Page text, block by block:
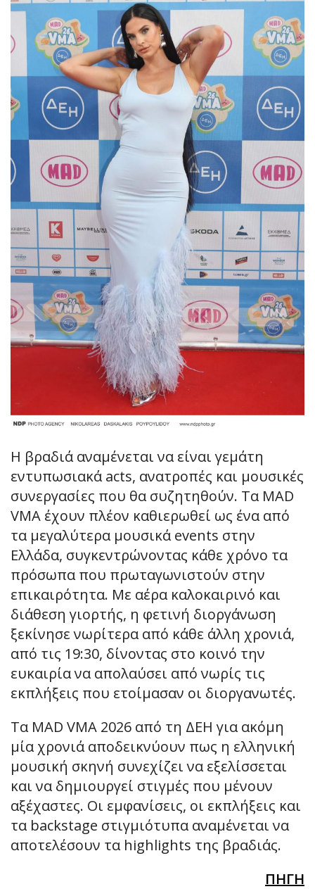
Η βραδιά αναμένεται να είναι γεμάτη
εντυπωσιακά acts, ανατροπές και μουσικές
συνεργασίες που θα συζητηθούν. Τα MAD
VMA έχουν πλέον καθιερωθεί ως ένα από
τα μεγαλύτερα μουσικά events στην
Ελλάδα, συγκεντρώνοντας κάθε χρόνο τα
πρόσωπα που πρωταγωνιστούν στην
επικαιρότητα. Με αέρα καλοκαιρινό και
διάθεση γιορτής, η φετινή διοργάνωση
ξεκίνησε νωρίτερα από κάθε άλλη χρονιά,
από τις 19:30, δίνοντας στο κοινό την
ευκαιρία να απολαύσει από νωρίς τις
εκπλήξεις που ετοίμασαν οι διοργανωτές.
Τα MAD VMA 2026 από τη ΔΕΗ για ακόμη
μία χρονιά αποδεικνύουν πως η ελληνική
μουσική σκηνή συνεχίζει να εξελίσσεται
και να δημιουργεί στιγμές που μένουν
αξέχαστες. Οι εμφανίσεις, οι εκπλήξεις και
τα backstage στιγμιότυπα αναμένεται να
αποτελέσουν τα highlights της βραδιάς.
ΠΗΓΗ